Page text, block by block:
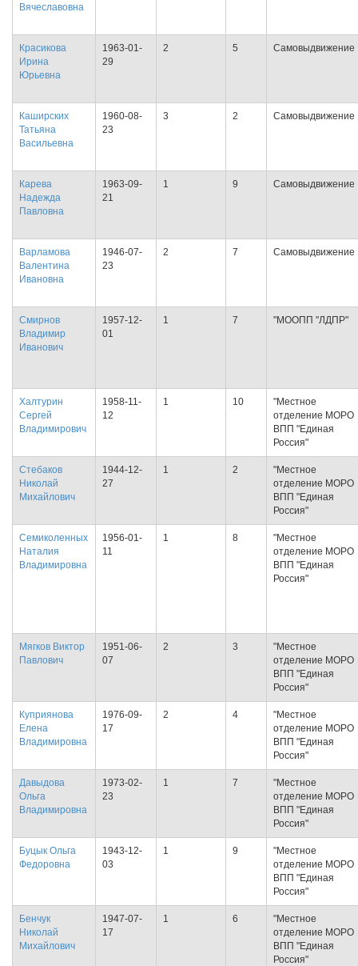
Вячеславовна
Красикова
Ирина
Юрьевна
1963-01-
29
2 5 Самовыдвижение
Каширских
Татьяна
Васильевна
1960-08-
23
3 2 Самовыдвижение
Карева
Надежда
Павловна
1963-09-
21
1 9 Самовыдвижение
Варламова
Валентина
Ивановна
1946-07-
23
2 7 Самовыдвижение
Смирнов
Владимир
Иванович
1957-12-
01
1 7 "МООПП "ЛДПР"
Халтурин
Сергей
Владимирович
1958-11-
12
1 10
"Местное
отделение МОРО
ВПП "Единая
Россия"
Стебаков
Николай
Михайлович
1944-12-
27
1 2
"Местное
отделение МОРО
ВПП "Единая
Россия"
Семиколенных
Наталия
Владимировна
1956-01-
11
1 8
"Местное
отделение МОРО
ВПП "Единая
Россия"
Мягков Виктор
Павлович
1951-06-
07
2 3
"Местное
отделение МОРО
ВПП "Единая
Россия"
Куприянова
Елена
Владимировна
1976-09-
17
2 4
"Местное
отделение МОРО
ВПП "Единая
Россия"
Давыдова
Ольга
Владимировна
1973-02-
23
1 7
"Местное
отделение МОРО
ВПП "Единая
Россия"
Буцык Ольга
Федоровна
1943-12-
03
1 9
"Местное
отделение МОРО
ВПП "Единая
Россия"
Бенчук
Николай
Михайлович
1947-07-
17
1 6
"Местное
отделение МОРО
ВПП "Единая
Россия"